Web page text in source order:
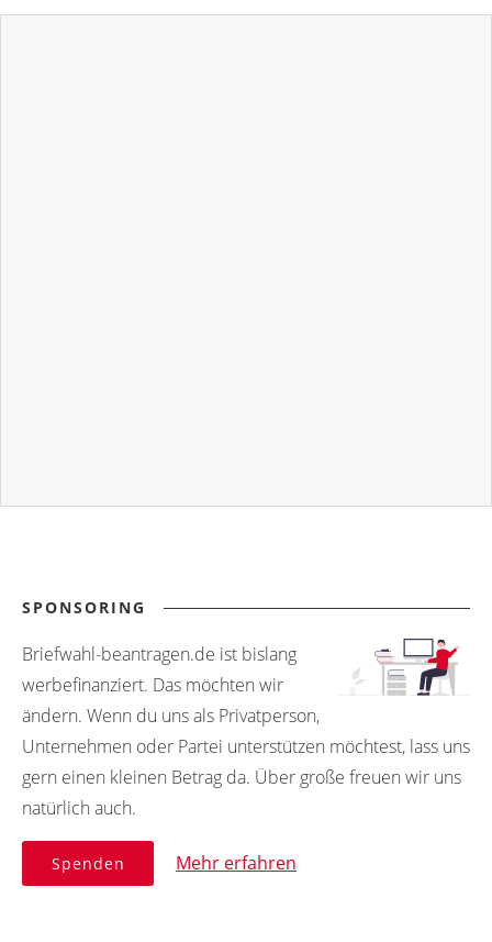
SPONSORING
Briefwahl-beantragen.de ist bislang
werbefinanziert. Das möchten wir
ändern. Wenn du uns als Privatperson,
Unternehmen oder Partei unterstützen möchtest, lass uns
gern einen kleinen Betrag da. Über große freuen wir uns
natürlich auch.
Spenden Mehr erfahren